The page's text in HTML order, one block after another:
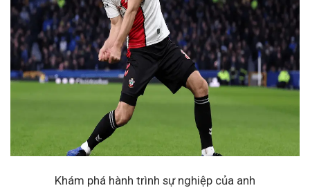
Khám phá hành trình sự nghiệp của anh